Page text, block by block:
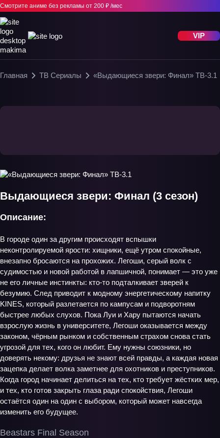
Смотрите аниме без рекламы от 200 ₽ /мес
VIP
Главная ТВ Сериалы «Выдающиеся звери: Финал» ТВ-3.1
Выдающиеся звери: Финал (3 сезон)
Beastars Final Season
Описание:
В городе один за другим происходят вспышки
неконтролируемой ярости: хищники, ещё утром спокойные,
внезапно бросаются на прохожих. Легоши, серый волк с
судимостью и новой работой в лапшичной, понимает — это уже
не его личные инстинкты: кто‑то подталкивает зверей к
безумию. След приводит к модному энергетическому напитку
KINES, который разлетается по кампусам и подворотням
быстрее любых слухов. Пока Луи и Хару пытаются начать
взрослую жизнь в университете, Легоши оказывается между
законом, чёрным рынком и собственным страхом снова стать
угрозой для тех, кого он любит. Ему нужны союзники, но
доверять некому: друзья не знают всей правды, а каждая новая
зацепка делает волка заметнее для охотников и преступников.
Когда город начинает делиться на тех, кто требует жёстких мер,
и тех, кто готов закрыть глаза ради спокойствия, Легоши
остаётся один на один с выбором, который может навсегда
изменить его будущее.